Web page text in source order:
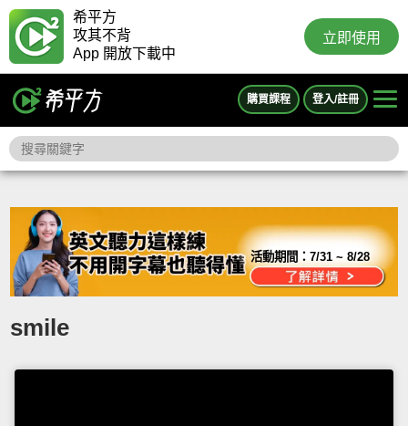
希平方
攻其不背
App 開放下載中
立即使用
購買課程 登入/註冊
活動期間：7/31 ~ 8/28
smile